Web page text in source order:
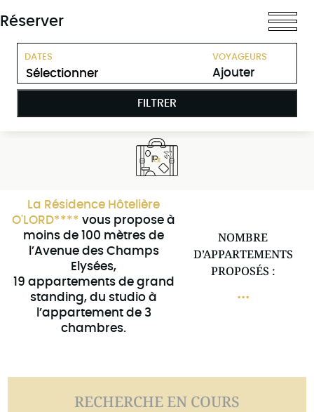
Réserver
DATES VOYAGEURS
Ajouter
FILTRER
La Résidence Hôtelière
O'LORD****vous propose à
moins de 100 mètres de
l’Avenue des Champs
Elysées,
19 appartements de grand
standing, du studio à
l’appartement de 3
chambres.
NOMBRE
D’APPARTEMENTS
PROPOSÉS :
...
RECHERCHE EN COURS